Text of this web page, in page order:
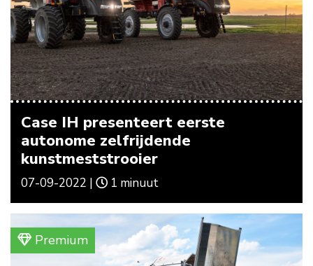
Case IH presenteert eerste
autonome zelfrijdende
kunstmeststrooier
07-09-2022 | 1 minuut
Premium